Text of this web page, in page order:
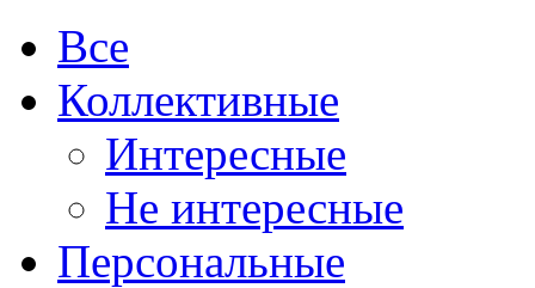
Все
Коллективные
Интересные
Не интересные
Персональные